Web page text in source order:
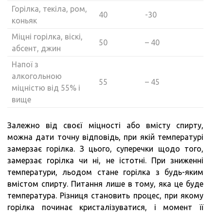
Горілка, текіла, ром,
коньяк
40 -30
Міцні горілка, віскі,
абсент, джин
50 – 40
Напої з
алкогольною
міцністю від 55% і
вище
55 – 45
Залежно від своєї міцності або вмісту спирту,
можна дати точну відповідь, при якій температурі
замерзає горілка. З цього, суперечки щодо того,
замерзає горілка чи ні, не істотні. При зниженні
температури, льодом стане горілка з будь-яким
вмістом спирту. Питання лише в тому, яка це буде
температура. Різниця становить процес, при якому
горілка починає кристалізуватися, і момент її